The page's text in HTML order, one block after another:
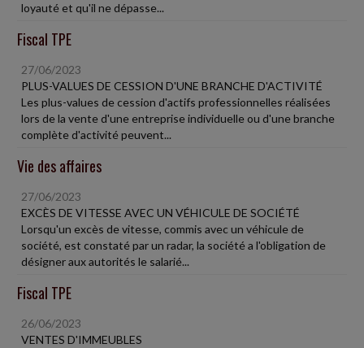
loyauté et qu'il ne dépasse...
Fiscal TPE
27/06/2023
PLUS-VALUES DE CESSION D'UNE BRANCHE D'ACTIVITÉ
Les plus-values de cession d'actifs professionnelles réalisées
lors de la vente d'une entreprise individuelle ou d'une branche
complète d'activité peuvent...
Vie des affaires
27/06/2023
EXCÈS DE VITESSE AVEC UN VÉHICULE DE SOCIÉTÉ
Lorsqu'un excès de vitesse, commis avec un véhicule de
société, est constaté par un radar, la société a l'obligation de
désigner aux autorités le salarié...
Fiscal TPE
26/06/2023
VENTES D'IMMEUBLES